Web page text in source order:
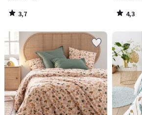
3,7
/
4,3
/